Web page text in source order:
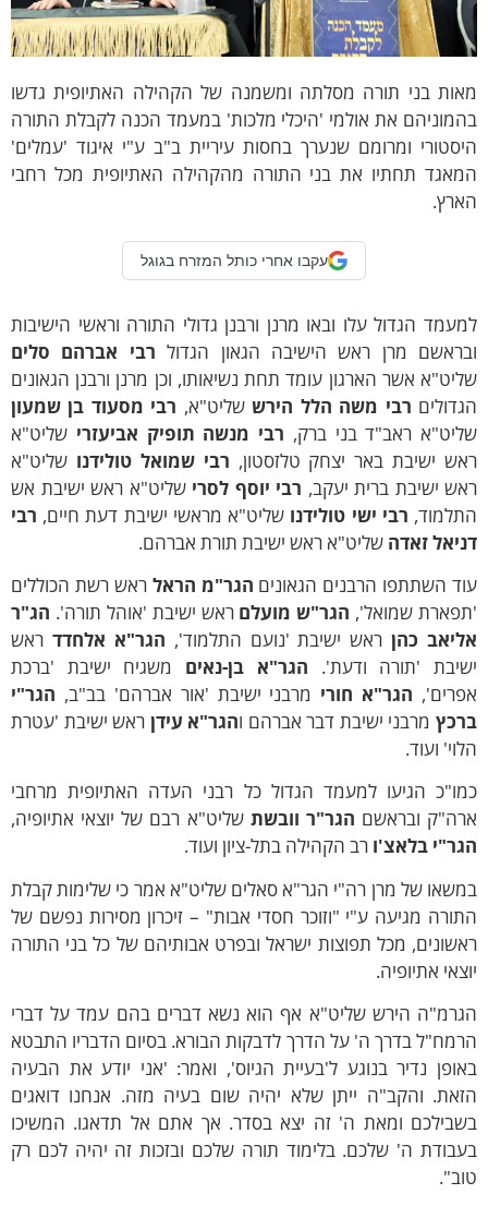
בני תורה מסלתה ומשמנה של הקהילה האתיופית גדשו
את אולמי 'היכלי מלכות' במעמד הכנה לקבלת התורה
ומרומם שנערך בחסות עיריית ב"ב ע"י איגוד 'עמלים'
תחתיו את בני התורה מהקהילה האתיופית מכל רחבי
עקבו אחרי כותל המזרח בגוגל
הגדול עלו ובאו מרנן ורבנן גדולי התורה וראשי הישיבות
מרן ראש הישיבה הגאון הגדולרבי אברהם סלים
אשר הארגון עומד תחת נשיאותו, וכן מרנן ורבנן הגאונים
רבי משה הלל הירששליט"א,רבי מסעוד בן שמעון
ראב"ד בני ברק,רבי מנשה תופיק אביעזרישליט"א
ישיבת באר יצחק טלזסטון,רבי שמואל טולידנושליט"א
ישיבת ברית יעקב,רבי יוסף לסרישליט"א ראש ישיבת אש
רבי ישי טולידנושליט"א מראשי ישיבת דעת חיים,רבי
זאדהשליט"א ראש ישיבת תורת אברהם.
השתתפו הרבנים הגאוניםהגר"מ הראלראש רשת הכוללים
שמואל',הגר"ש מועלםראש ישיבת 'אוהל תורה'.הג"ר
כהןראש ישיבת 'נועם התלמוד',הגר"א אלחדדראש
'תורה ודעת'.הגר"א בן-נאיםמשגיח ישיבת 'ברכת
הגר"א חורימרבני ישיבת 'אור אברהם' בב"ב,הגר"י
מרבני ישיבת דבר אברהם והגר"א עידןראש ישיבת 'עטרת
ועוד.
הגיעו למעמד הגדול כל רבני העדה האתיופית מרחבי
ובראשםהגר"ר וובשתשליט"א רבם של יוצאי אתיופיה,
בלאצ'ורב הקהילה בתל-ציון ועוד.
של מרן רה"י הגר"א סאלים שליט"א אמר כי שלימות קבלת
מגיעה ע"י "וזוכר חסדי אבות" – זיכרון מסירות נפשם של
מכל תפוצות ישראל ובפרט אבותיהם של כל בני התורה
אתיופיה.
הירש שליט"א אף הוא נשא דברים בהם עמד על דברי
בדרך ה' על הדרך לדבקות הבורא. בסיום הדבריו התבטא
נדיר בנוגע ל'בעיית הגיוס', ואמר: 'אני יודע את הבעיה
והקב"ה ייתן שלא יהיה שום בעיה מזה. אנחנו דואגים
ומאת ה' זה יצא בסדר. אך אתם אל תדאגו. המשיכו
ה' שלכם. בלימוד תורה שלכם ובזכות זה יהיה לכם רק